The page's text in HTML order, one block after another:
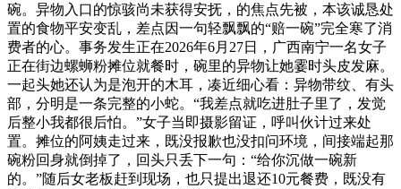
碗。异物入口的惊骇尚未获得安抚，的焦点先被，本该诚恳处
置的食物平安变乱，差点因一句轻飘飘的“赔一碗”完全寒了消
费者的心。事务发生正在2026年6月27日，广西南宁一名女子
正在街边螺蛳粉摊位就餐时，碗里的异物让她霎时头皮发麻。
一起头她还认为是泡开的木耳，凑近细心看：异物带纹、有头
部，分明是一条完整的小蛇。“我差点就吃进肚子里了，发觉
后整小我都很后怕。”女子当即摄影留证，呼叫伙计过来处
置。摊位的阿姨走过来，既没报歉也没扣问环境，间接端起那
碗粉回身就倒掉了，回头只丢下一句：“给你沉做一碗新
的。”随后女老板赶到现场，也只提出退还10元餐费，既没有